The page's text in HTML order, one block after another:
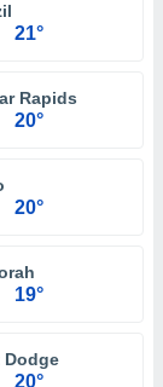
21°
Rapids
20°
20°
19°
Dodge
20°